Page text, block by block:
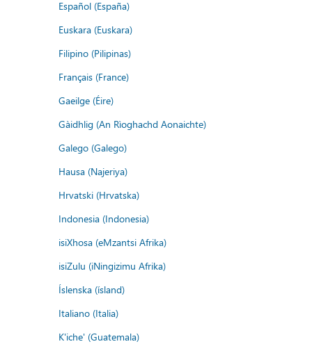
Español (España)
Euskara (Euskara)
Filipino (Pilipinas)
Français (France)
Gaeilge (Éire)
Gàidhlig (An Rìoghachd Aonaichte)
Galego (Galego)
Hausa (Najeriya)
Hrvatski (Hrvatska)
Indonesia (Indonesia)
isiXhosa (eMzantsi Afrika)
isiZulu (iNingizimu Afrika)
Íslenska (ísland)
Italiano (Italia)
K'iche' (Guatemala)